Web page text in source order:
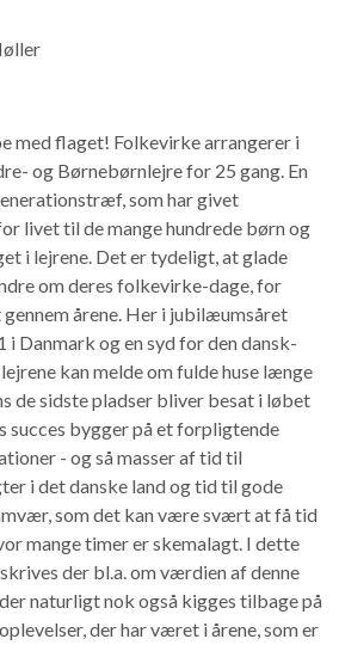
med flaget! Folkevirke arrangerer i
og Børnebørnlejre for 25 gang. En
som har givet
livet til de mange hundrede børn og
i lejrene. Det er tydeligt, at glade
om deres folkevirke-dage, for
årene. Her i jubilæumsåret
i Danmark og en syd for den dansk-
kan melde om fulde huse længe
de sidste pladser bliver besat i løbet
succes bygger på et forpligtende
- og så masser af tid til
i det danske land og tid til gode
som det kan være svært at få tid
mange timer er skemalagt. I dette
der bl.a. om værdien af denne
naturligt nok også kigges tilbage på
der har været i årene, som er